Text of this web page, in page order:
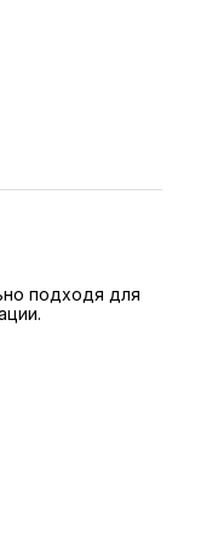
подходя для